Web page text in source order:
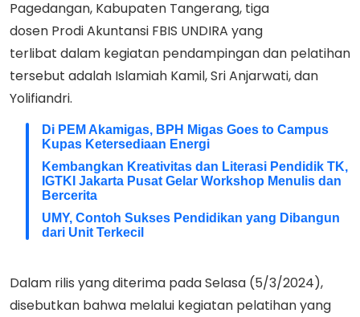
Pagedangan, Kabupaten Tangerang, tiga
dosen Prodi Akuntansi FBIS UNDIRA yang
terlibat dalam kegiatan pendampingan dan pelatihan
tersebut adalah Islamiah Kamil, Sri Anjarwati, dan
Yolifiandri.
Di PEM Akamigas, BPH Migas Goes to Campus
Kupas Ketersediaan Energi
Kembangkan Kreativitas dan Literasi Pendidik TK,
IGTKI Jakarta Pusat Gelar Workshop Menulis dan
Bercerita
UMY, Contoh Sukses Pendidikan yang Dibangun
dari Unit Terkecil
Dalam rilis yang diterima pada Selasa (5/3/2024),
disebutkan bahwa melalui kegiatan pelatihan yang